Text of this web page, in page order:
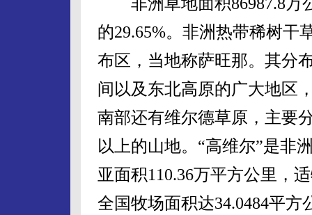
的29.65%。非洲热带稀树干
布区，当地称萨旺那。其分
间以及东北高原的广大地区
南部还有维尔德草原，主要
以上的山地。“高维尔”是非
亚面积110.36万平方公里，
全国牧场面积达34.0484平